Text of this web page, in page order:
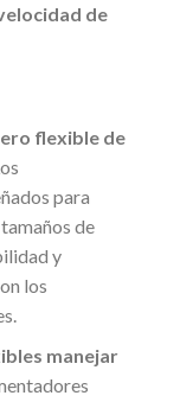
de
flexible de
para
de
y
los
manejar